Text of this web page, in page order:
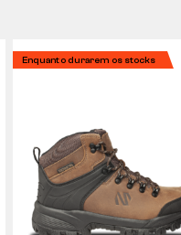
Enquanto durarem os stocks